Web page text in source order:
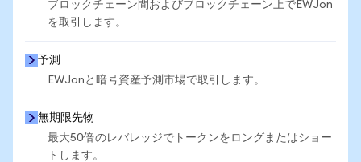
ブロックチェーン間およびブロックチェーン上でEWJon
を取引します。
予測
EWJonと暗号資産予測市場で取引します。
無期限先物
最大50倍のレバレッジでトークンをロングまたはショー
トします。